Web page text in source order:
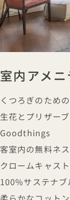
室内アメニ
くつろぎのため
生花とプリザー
Goodthings
客室内の無料ネ
クロームキャス
100%サステナブ